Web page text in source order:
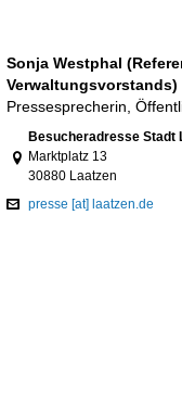
Sonja Westphal
Verwaltungsvorstands)
Pressesprecherin,
Link zur Google-Maps
Besucheradresse Stadt
Marktplatz 13
30880 Laatzen
presse [at] laatzen.de